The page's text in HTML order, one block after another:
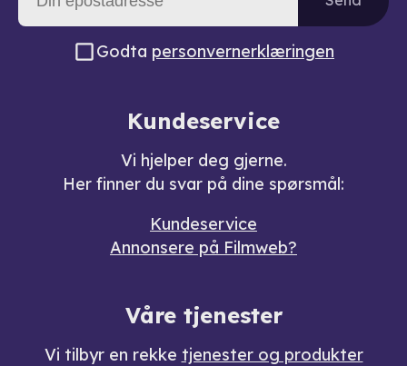
Godta personvernerklæringen
Kundeservice
Vi hjelper deg gjerne.
Her finner du svar på dine spørsmål:
Kundeservice
Annonsere på Filmweb?
Våre tjenester
Vi tilbyr en rekke tjenester og produkter